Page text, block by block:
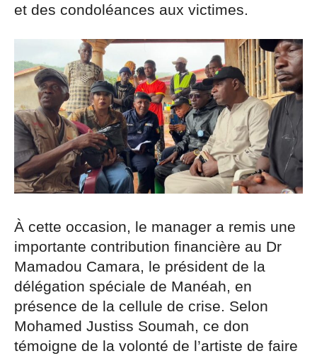
et des condoléances aux victimes.
À cette occasion, le manager a remis une
importante contribution financière au Dr
Mamadou Camara, le président de la
délégation spéciale de Manéah, en
présence de la cellule de crise. Selon
Mohamed Justiss Soumah, ce don
témoigne de la volonté de l’artiste de faire